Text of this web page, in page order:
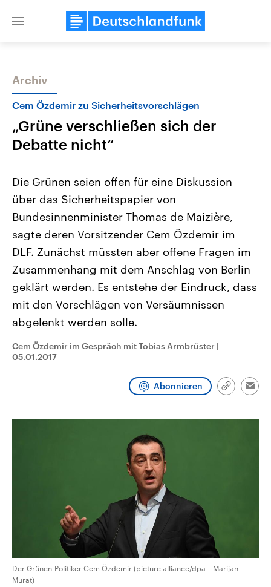
Close
Themen
Landtagswahl Sachsen-Anhalt
2026
Alle Informationen
Sachsen-Anhalt wählt am 6.
September 2026 einen neuen
Landtag. Seit 2021 wird das
Bundesland von einer Koalition aus
CDU, SPD und FDP regiert.-
Umfragen, Prognosen,
Wahlprogramme, aktuelle Berichte
und Hintergründe zu den Parteien
und Kandidaten der anstehenden
Wahl.
USA
Aktuelle Beiträge,
Hintergründe
Wirtschaftlich und
gehören die Vereinigten
den mächtigsten Ländern
mit großem Einfluss auf
aktuelle Weltgeschehen.
Sendungen Programm Podcasts
Archiv
Cem Özdemir zu Sicherheitsvorschlägen
„Grüne verschließen sich der
Debatte nicht“
Die Grünen seien offen für eine Diskussion
über das Sicherheitspapier von
Bundesinnenminister Thomas de Maizière,
sagte deren Vorsitzender Cem Özdemir im
DLF. Zunächst müssten aber offene Fragen im
Zusammenhang mit dem Anschlag von Berlin
geklärt werden. Es entstehe der Eindruck, dass
mit den Vorschlägen von Versäumnissen
abgelenkt werden solle.
Cem Özdemir im Gespräch mit Tobias Armbrüster |
05.01.2017
Abonnieren
Link
Der Grünen-Politiker Cem Özdemir (picture alliance/dpa – Marijan
Murat)